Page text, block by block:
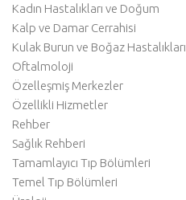
Kadın Hastalıkları ve Doğum
Kalp ve Damar Cerrahisi
Kulak Burun ve Boğaz Hastalıkları
Oftalmoloji
Özelleşmiş Merkezler
Özellikli Hizmetler
Rehber
Sağlık Rehberi
Tamamlayıcı Tıp Bölümleri
Temel Tıp Bölümleri